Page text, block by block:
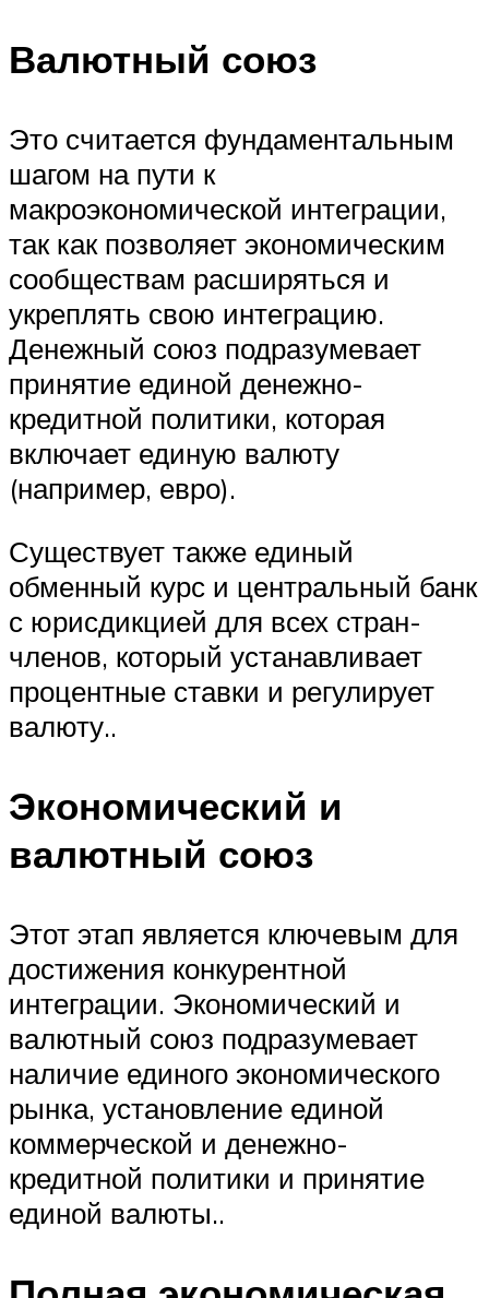
Валютный союз
Это считается фундаментальным
шагом на пути к
макроэкономической интеграции,
так как позволяет экономическим
сообществам расширяться и
укреплять свою интеграцию.
Денежный союз подразумевает
принятие единой денежно-
кредитной политики, которая
включает единую валюту
(например, евро).
Существует также единый
обменный курс и центральный банк
с юрисдикцией для всех стран-
членов, который устанавливает
процентные ставки и регулирует
валюту..
Экономический и
валютный союз
Этот этап является ключевым для
достижения конкурентной
интеграции. Экономический и
валютный союз подразумевает
наличие единого экономического
рынка, установление единой
коммерческой и денежно-
кредитной политики и принятие
единой валюты..